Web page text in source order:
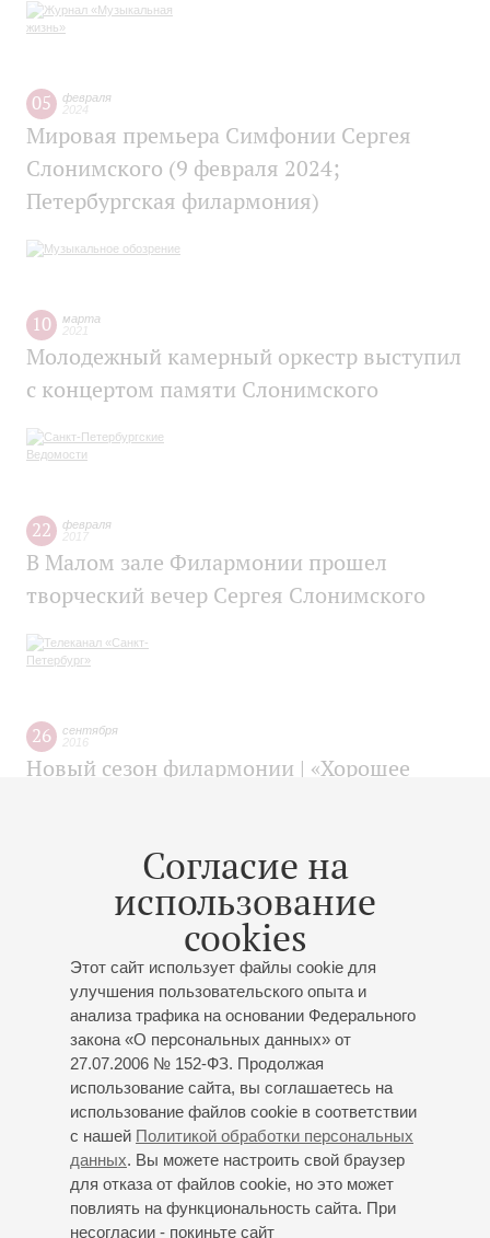
Согласие на
использование
cookies
Этот сайт использует файлы cookie для
улучшения пользовательского опыта и
анализа трафика на основании Федерального
закона «О персональных данных» от
27.07.2006 № 152-ФЗ. Продолжая
использование сайта, вы соглашаетесь на
использование файлов cookie в соответствии
с нашей Политикой обработки персональных
данных. Вы можете настроить свой браузер
для отказа от файлов cookie, но это может
повлиять на функциональность сайта. При
несогласии - покиньте сайт
05
февраля
Мировая премьера Симфонии Сергея
Слонимского (9 февраля 2024;
Петербургская филармония)
10
марта
Молодежный камерный оркестр выступил
с концертом памяти Слонимского
22
февраля
2017
В Малом зале Филармонии прошел
творческий вечер Сергея Слонимского
26
сентября
Новый сезон филармонии | «Хорошее
Слонимский. Двадцать восьмая
апреля
2014
Сергей Слонимский об антимузыкальных
критиках, которые систематически
помогают ему преодолеть скуку и лень и